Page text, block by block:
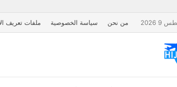
2026 من نحن سياسة الخصوصية ملفات تعريف